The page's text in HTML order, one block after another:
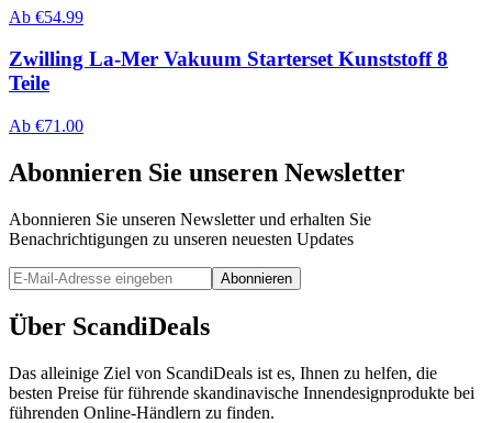
Ab €54.99
Zwilling La-Mer Vakuum Starterset Kunststoff 8
Teile
Ab €71.00
Abonnieren Sie unseren Newsletter
Abonnieren Sie unseren Newsletter und erhalten Sie
Benachrichtigungen zu unseren neuesten Updates
Abonnieren
Über ScandiDeals
Das alleinige Ziel von ScandiDeals ist es, Ihnen zu helfen, die
besten Preise für führende skandinavische Innendesignprodukte bei
führenden Online-Händlern zu finden.